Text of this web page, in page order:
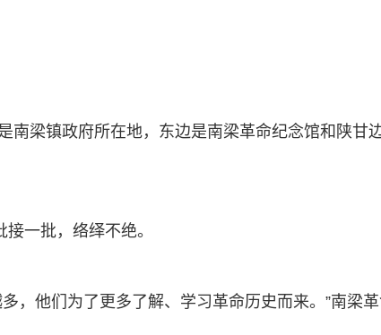
南梁镇政府所在地，东边是南梁革命纪念馆和陕甘
一批，络绎不绝。
，他们为了更多了解、学习革命历史而来。”南梁